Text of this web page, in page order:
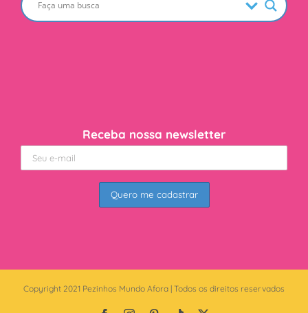
Receba nossa newsletter
Copyright 2021 Pezinhos Mundo Afora | Todos os direitos reservados